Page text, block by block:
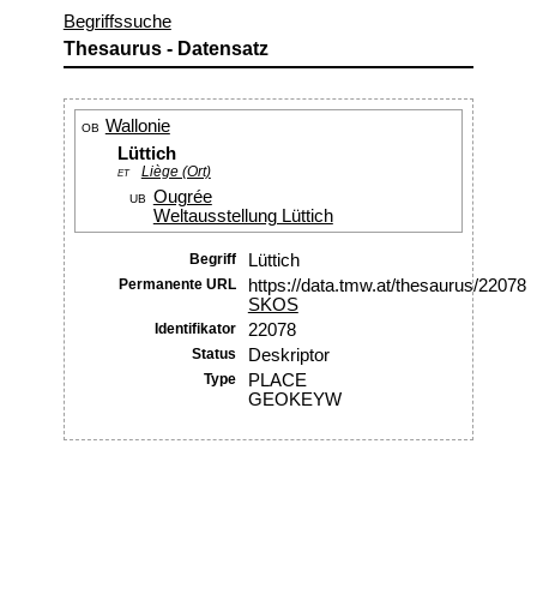
Begriffssuche
Thesaurus - Datensatz
OB Wallonie
Lüttich
ET Liège (Ort)
UB
Ougrée
Weltausstellung Lüttich
Begriff Lüttich
Permanente URL
https://data.tmw.at/thesaurus/22078
SKOS
Identifikator 22078
Status Deskriptor
Type
PLACE
GEOKEYW